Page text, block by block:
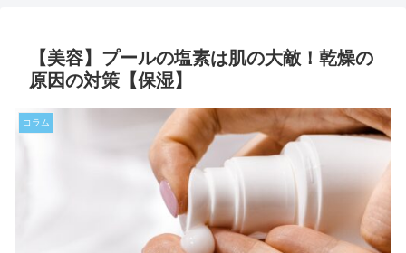
【美容】プールの塩素は肌の大敵！乾燥の
原因の対策【保湿】
コラム